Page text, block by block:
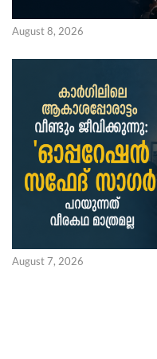
August 8, 2026
August 7, 2026